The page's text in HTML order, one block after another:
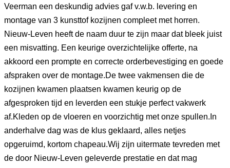
Veerman een deskundig advies gaf v.w.b. levering en
montage van 3 kunsttof kozijnen compleet met horren.
Nieuw-Leven heeft de naam duur te zijn maar dat bleek juist
een misvatting. Een keurige overzichtelijke offerte, na
akkoord een prompte en correcte orderbevestiging en goede
afspraken over de montage.De twee vakmensen die de
kozijnen kwamen plaatsen kwamen keurig op de
afgesproken tijd en leverden een stukje perfect vakwerk
af.Kleden op de vloeren en voorzichtig met onze spullen.In
anderhalve dag was de klus geklaard, alles netjes
opgeruimd, kortom chapeau.Wij zijn uitermate tevreden met
de door Nieuw-Leven geleverde prestatie en dat mag